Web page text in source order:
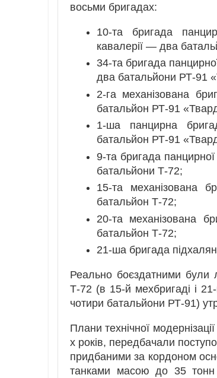
восьми бригадах:
10-та бригада
кавалерії — два
34-та бригада
два батальйони РТ-91
2-га механізована
батальйон РТ-91
1-ша панцирна
батальйон РТ-91
9-та бригада
батальйони Т-72;
15-та механізована
батальйон Т-72;
20-та механізована
батальйон Т-72;
21-ша бригада
Реально боєздатними
Т-72 (в 15-й мехбригаді і 21-
чотири батальйони РТ-91)
Плани технічної
х років, передбачали
придбаними за кордоном
танками масою до 35 тонн